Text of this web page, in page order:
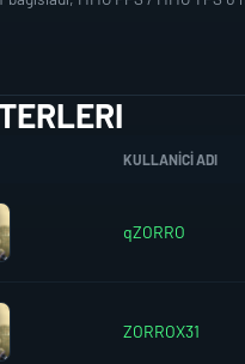
KULLANICI ADI
qZORRO
ZORROX31